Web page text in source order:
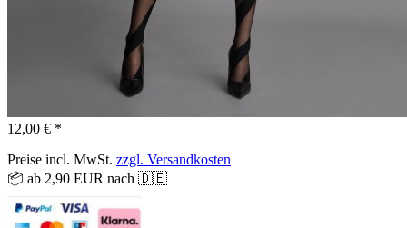
12,00 € *
Preise incl. MwSt. zzgl. Versandkosten
📦 ab 2,90 EUR nach 🇩🇪